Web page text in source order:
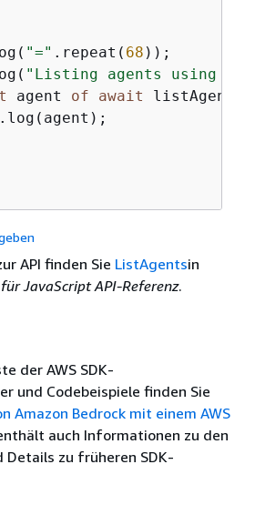
"=" .repeat( 68 ));
"Listing agents using
agent of await
.log(agent);
API finden Sie ListAgentsin
für JavaScript API-Referenz.
der AWS SDK-
und Codebeispiele finden Sie
Amazon Bedrock mit einem AWS
auch Informationen zu den
zu früheren SDK-